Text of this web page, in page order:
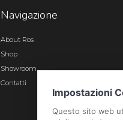
Navigazione
About Ros
Shop
Showroom
Contatti